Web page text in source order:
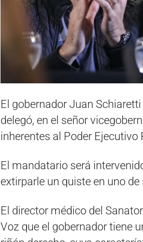
El gobernador Juan
delegó, en el señor
inherentes al Poder
El mandatario será
extirparle un quiste en uno de
El director médico del
Voz que el gobernador tiene